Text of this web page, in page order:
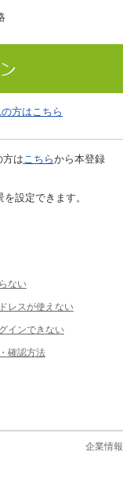
方はこちら
方はこちらから本登録
設定できます。
ない
レスが使えない
インできない
確認方法
企業情報